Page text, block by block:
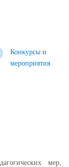
Конкурсы и
мероприятия
мер,